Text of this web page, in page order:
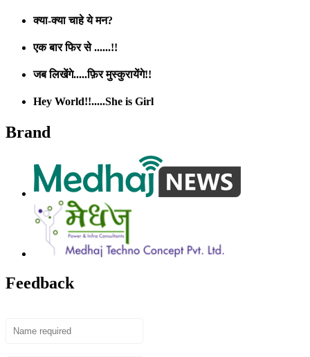
क्या-क्या चाहे ये मन?
एक बार फिर से ......!!
जब लिखेंगे.....फ़िर मुस्कुरायेंगे!!
Hey World!!.....She is Girl
Brand
Feedback